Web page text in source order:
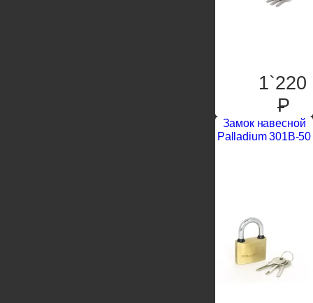
1`220
P
Замок навесной
Palladium 301B-50